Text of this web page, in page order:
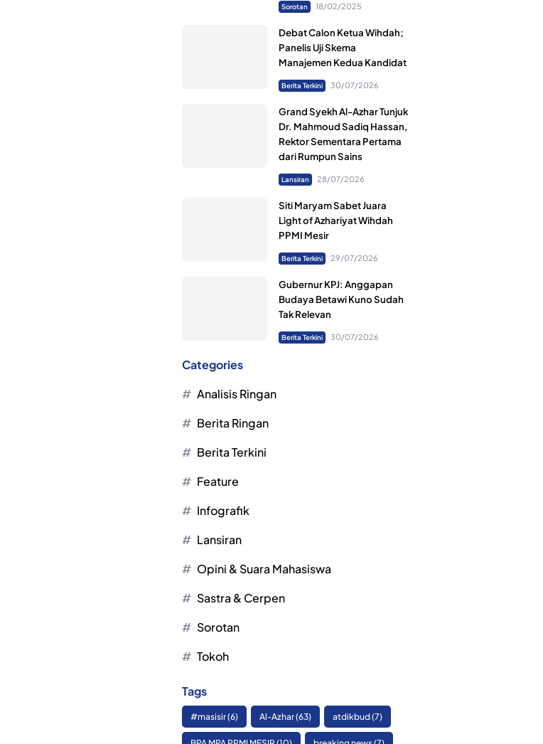
Sorotan 18/02/2025
Debat Calon Ketua Wihdah;
Panelis Uji Skema
Manajemen Kedua Kandidat
Berita Terkini 30/07/2026
Grand Syekh Al-Azhar Tunjuk
Dr. Mahmoud Sadiq Hassan,
Rektor Sementara Pertama
dari Rumpun Sains
Lansiran 28/07/2026
Siti Maryam Sabet Juara
Light of Azhariyat Wihdah
PPMI Mesir
Berita Terkini 29/07/2026
Gubernur KPJ: Anggapan
Budaya Betawi Kuno Sudah
Tak Relevan
Berita Terkini 30/07/2026
Categories
Analisis Ringan
Berita Ringan
Berita Terkini
Feature
Infografik
Lansiran
Opini & Suara Mahasiswa
Sastra & Cerpen
Sorotan
Tokoh
Tags
#masisir(6) Al-Azhar(63) atdikbud(7)